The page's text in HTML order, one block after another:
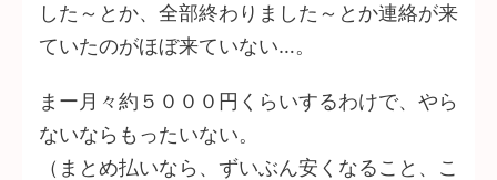
した～とか、全部終わりました～とか連絡が来
ていたのがほぼ来ていない…。
まー月々約５０００円くらいするわけで、やら
ないならもったいない。
（まとめ払いなら、ずいぶん安くなること、こ